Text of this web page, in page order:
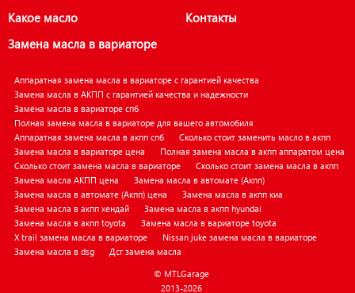
Какое масло
Замена масла в вариаторе
Контакты
Аппаратная замена масла в вариаторе с гарантией качества
Замена масла в АКПП с гарантией качества и надежности
Замена масла в вариаторе спб
Полная замена масла в вариаторе для вашего автомобиля
Аппаратная замена масла в акпп спб
Сколько стоит заменить масло в акпп
Замена масла в вариаторе цена
Полная замена масла в акпп аппаратом цена
Сколько стоит замена масла в вариаторе
Сколько стоит замена масла в акпп
Замена масла АКПП цена
Замена масла в автомате (Акпп)
Замена масла в автомате (Акпп) цена
Замена масла в акпп киа
Замена масла в акпп хендай
Замена масла в акпп hyundai
Замена масла в акпп toyota
Замена масла в вариаторе toyota
X trail замена масла в вариаторе
Nissan juke замена масла в вариаторе
Замена масла в dsg
Дсг замена масла
© MTLGarage
2013-2026